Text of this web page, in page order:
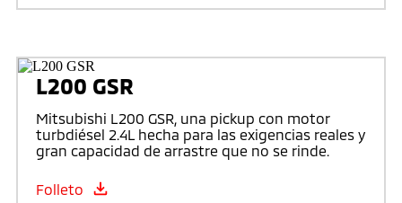
L200 GSR
Mitsubishi L200 GSR, una pickup con motor
turbdiésel 2.4L hecha para las exigencias reales y
gran capacidad de arrastre que no se rinde.
Folleto